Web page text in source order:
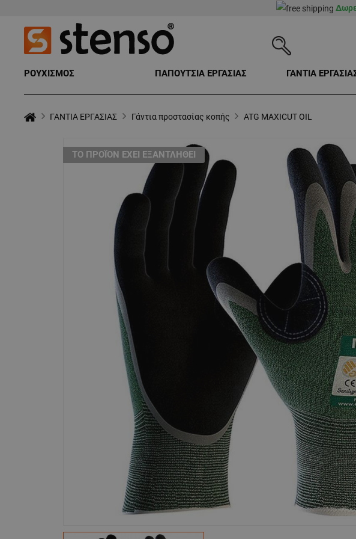
ΡΟΥΧΙΣΜΟΣ ΠΑΠΟΥΤΣΙΑ ΕΡΓΑΣΙΑΣ ΓΑΝΤΙΑ
ΓΑΝΤΙΑ ΕΡΓΑΣΙΑΣ Γάντια προστασίας κοπής ATG MAXICUT OIL
ТΟ ΠΡΟΪΌΝ ΈΧΕΙ ΕΞΑΝΤΛΗΘΕΊ